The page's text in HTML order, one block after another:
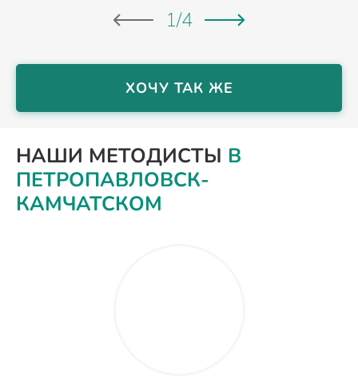
1/4
ХОЧУ ТАК ЖЕ
НАШИ МЕТОДИСТЫ В
ПЕТРОПАВЛОВСК-
КАМЧАТСКОМ